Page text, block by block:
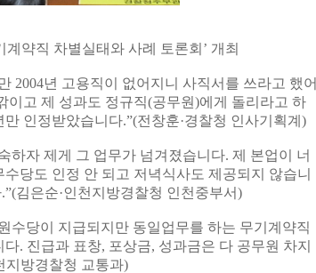
약직 차별실태와 사례 토론회’ 개최
2004년 고용직이 없어지니 사직서를 쓰라고 했어
이고 제 성과도 정규직(공무원)에게 돌리라고 하
인정받았습니다.”(전창훈·경찰청 인사기획계)
하자 제게 그 업무가 넘겨졌습니다. 제 본업이 너
당도 인정 안 되고 저녁식사도 제공되지 않습니
김은순·인천지방경찰청 인천중부서)
수당이 지급되지만 동일업무를 하는 무기계약직
. 진급과 표창, 포상금, 성과금은 다 공무원 차지
지방경찰청 교통과)